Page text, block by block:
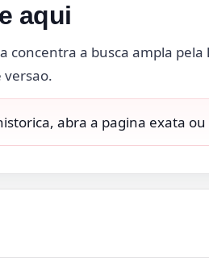
aqui
concentra a busca ampla
abra a pagina exata